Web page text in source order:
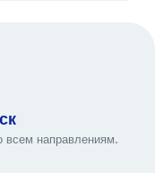
всем направлениям.